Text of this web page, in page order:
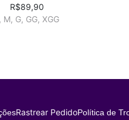
R$89,90
M, G, GG, XGG
Rastrear PedidoPolítica de